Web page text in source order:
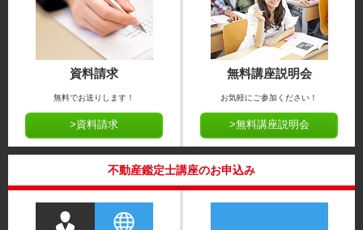
資料請求
無料でお送りします！
>資料請求
無料講座説明会
お気軽にご参加ください！
>無料講座説明会
不動産鑑定士講座のお申込み